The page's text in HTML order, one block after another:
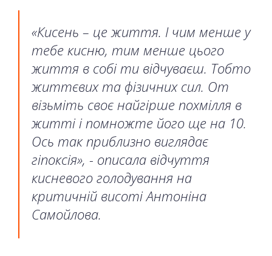
«Кисень – це життя. І чим менше у
тебе кисню, тим менше цього
життя в собі ти відчуваєш. Тобто
життєвих та фізичних сил. От
візьміть своє найгірше похмілля в
житті і помножте його ще на 10.
Ось так приблизно виглядає
гіпоксія», - описала відчуття
кисневого голодування на
критичній висоті Антоніна
Самойлова.